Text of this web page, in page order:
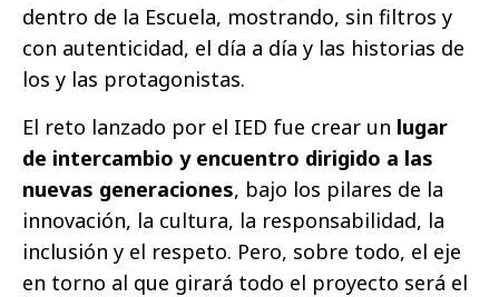
dentro de la Escuela, mostrando, sin filtros y
con autenticidad, el día a día y las historias de
los y las protagonistas.
El reto lanzado por el IED fue crear un lugar
de intercambio y encuentro dirigido a las
nuevas generaciones, bajo los pilares de la
innovación, la cultura, la responsabilidad, la
inclusión y el respeto. Pero, sobre todo, el eje
en torno al que girará todo el proyecto será el